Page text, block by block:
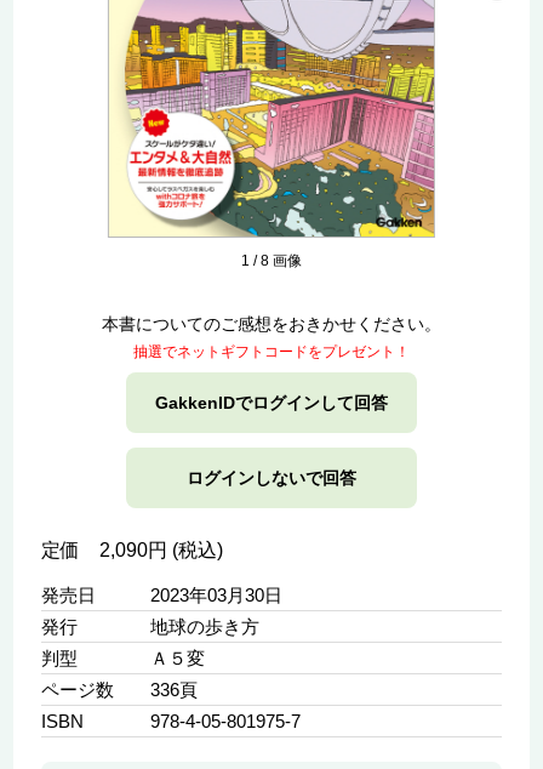
1 /8画像
本書についてのご感想をおきかせください。
抽選でネットギフトコードをプレゼント！
GakkenIDでログインして回答
ログインしないで回答
定価 2,090円 (税込)
発売日
2023年03月30日
発行
地球の歩き方
判型
Ａ５変
ページ数
336頁
ISBN
978-4-05-801975-7